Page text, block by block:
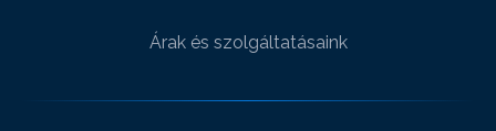
Árak és szolgáltatásaink